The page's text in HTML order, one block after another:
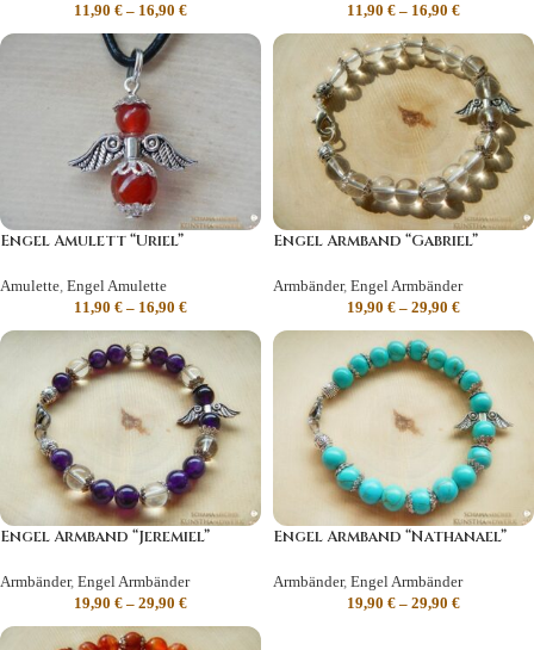
11,90 € – 16,90 €
11,90 € – 16,90 €
Engel Amulett “Uriel”
Amulette Engel Amulette
11,90 € – 16,90 €
Engel Armband “Gabriel”
Armbänder, Engel Armbänder
19,90 € – 29,90 €
Engel Armband “Jeremiel”
Armbänder, Engel Armbänder
19,90 € – 29,90 €
Engel Armband “Nathanael”
Armbänder, Engel Armbänder
19,90 € – 29,90 €